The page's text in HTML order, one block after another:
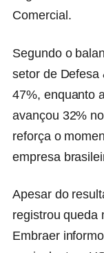
Comercial.
Segundo o
setor de Defesa
47%, enquanto
avançou 32%
reforça o
empresa
Apesar do
registrou queda
Embraer